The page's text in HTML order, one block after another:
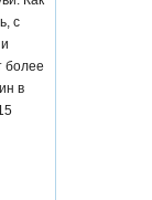
с
более
в